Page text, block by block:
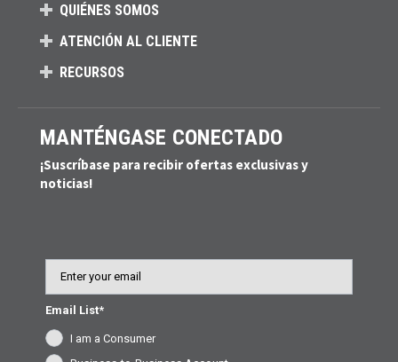
QUIÉNES SOMOS
ATENCIÓN AL CLIENTE
RECURSOS
MANTÉNGASE CONECTADO
¡Suscríbase para recibir ofertas exclusivas y
noticias!
Email List*
I am a Consumer